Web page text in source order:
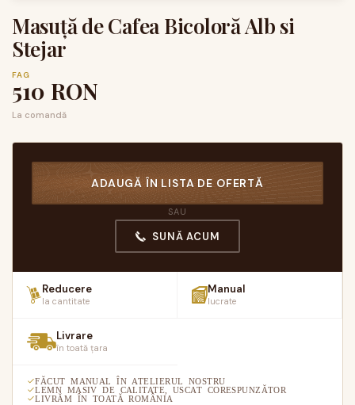
Masuță de Cafea Bicoloră Alb si
Stejar
FAG
510 RON
La comandă
ADAUGĂ ÎN LISTA DE OFERTĂ
SAU
SUNĂ ACUM
Reducere
la cantitate
Manual
lucrate
Livrare
în toată țara
FĂCUT MANUAL ÎN ATELIERUL NOSTRU
LEMN MASIV DE CALITATE, USCAT CORESPUNZĂTOR
LIVRĂM ÎN TOATĂ ROMÂNIA